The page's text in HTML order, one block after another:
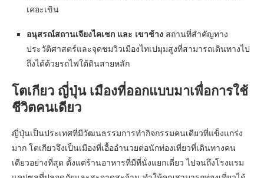
เคอะเขิน
อนุสรณ์สถานเจียงไคเชก และ เขาช้าง สถานที่สำคัญทาง
ประวัติศาสตร์และจุดชมวิวเมืองไทเปมุมสูงที่สามารถเดินทางไป
ถึงได้ด้วยรถไฟใต้ดินสายหลัก
โตเกียว ญี่ปุ่น เมืองที่ออกแบบมาเพื่อการใช้
ชีวิตคนเดียว
ญี่ปุ่นเป็นประเทศที่มีวัฒนธรรมการทำกิจกรรมคนเดียวที่แข็งแกร่ง
มาก โตเกียวจึงเป็นเมืองที่เอื้ออำนวยต่อนักท่องเที่ยวที่เดินทางคน
เดียวอย่างที่สุด ตั้งแต่ร้านอาหารที่มีที่นั่งแยกเดี่ยว ไปจนถึงโรงแรม